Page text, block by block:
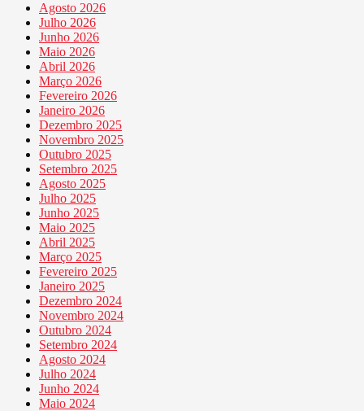
Agosto 2026
Julho 2026
Junho 2026
Maio 2026
Abril 2026
Março 2026
Fevereiro 2026
Janeiro 2026
Dezembro 2025
Novembro 2025
Outubro 2025
Setembro 2025
Agosto 2025
Julho 2025
Junho 2025
Maio 2025
Abril 2025
Março 2025
Fevereiro 2025
Janeiro 2025
Dezembro 2024
Novembro 2024
Outubro 2024
Setembro 2024
Agosto 2024
Julho 2024
Junho 2024
Maio 2024